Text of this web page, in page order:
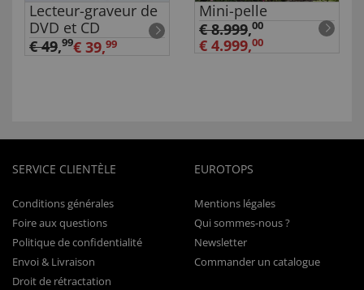
Lecteur-graveur de
DVD et CD
€ 49,99€ 39,99
Mini-pelle
€ 8.999,00
€ 4.999,00
SERVICE CLIENTÈLE
Conditions générales
Foire aux questions
Politique de confidentialité
Envoi & Livraison
Droit de rétractation
EUROTOPS
Mentions légales
Qui sommes-nous ?
Newsletter
Commander un catalogue